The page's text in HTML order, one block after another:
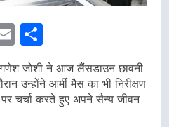
Email
जोशी ने आज लैंसडाउन छावनी
उन्होंने आर्मी मैस का भी निरीक्षण
चर्चा करते हुए अपने सैन्य जीवन